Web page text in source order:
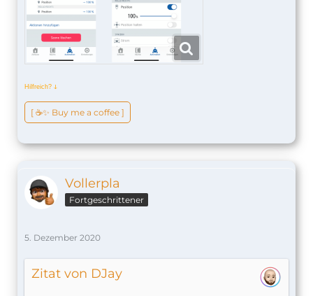
Hilfreich? ↆ
[ ☕️✨ Buy me a coffee ]
Vollerpla
Fortgeschrittener
5. Dezember 2020
Zitat von DJay